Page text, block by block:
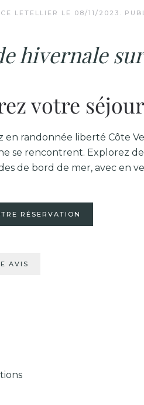
LETELLIER LE 08/11/2023 .
hivernale
votre séjour
en randonnée liberté Côte
se rencontrent. Explorez
de bord de mer, avec en
RÉSERVATION
AVIS